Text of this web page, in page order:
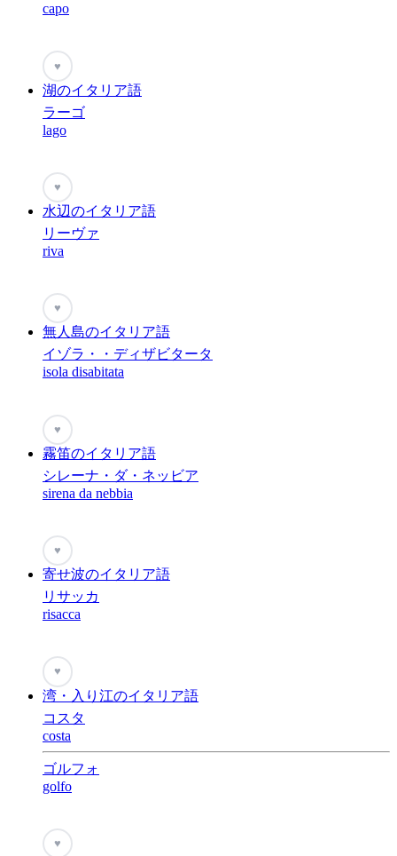
capo
♥
湖のイタリア語
ラーゴ
lago
♥
水辺のイタリア語
リーヴァ
riva
♥
無人島のイタリア語
イゾラ・・ディザビタータ
isola disabitata
♥
霧笛のイタリア語
シレーナ・ダ・ネッビア
sirena da nebbia
♥
寄せ波のイタリア語
リサッカ
risacca
♥
湾・入り江のイタリア語
コスタ
costa
ゴルフォ
golfo
♥